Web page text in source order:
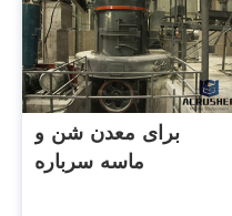
برای معدن شن و
ماسه سرباره